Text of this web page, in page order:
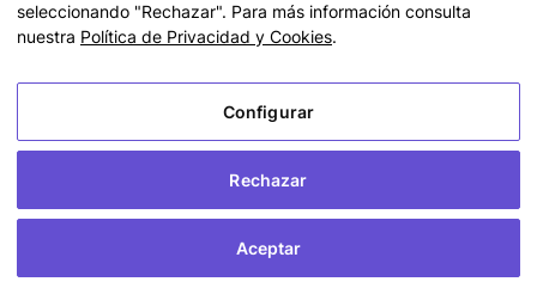
Somos partners oficiales de Empresas como
IONOS
seleccionando "Rechazar". Para más información consulta
nuestra Política de Privacidad y Cookies.
Configurar
Rechazar
Aceptar